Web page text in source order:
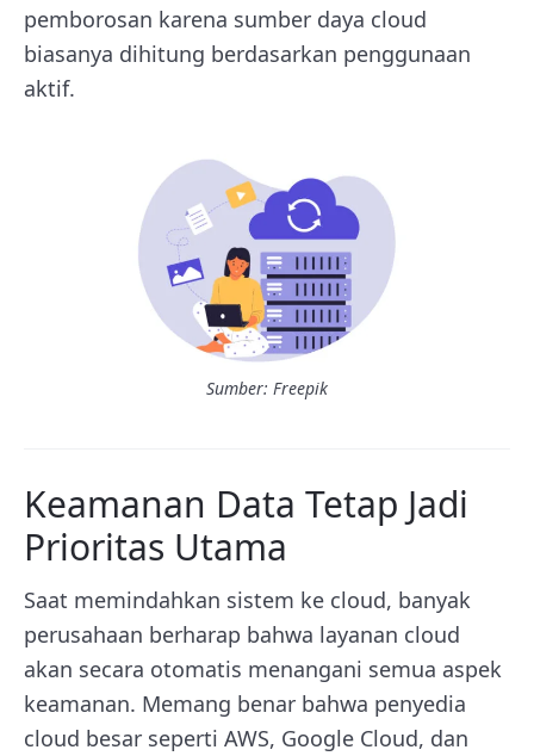
pemborosan karena sumber daya cloud
biasanya dihitung berdasarkan penggunaan
aktif.
Sumber: Freepik
Keamanan Data Tetap Jadi
Prioritas Utama
Saat memindahkan sistem ke cloud, banyak
perusahaan berharap bahwa layanan cloud
akan secara otomatis menangani semua aspek
keamanan. Memang benar bahwa penyedia
cloud besar seperti AWS, Google Cloud, dan